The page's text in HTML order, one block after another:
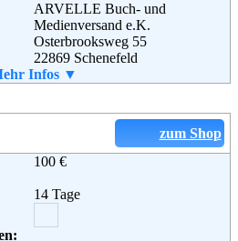
ARVELLE Buch- und
Medienversand e.K.
Osterbrooksweg 55
22869 Schenefeld
+49 (0)40 – 87 97 44 690
Infos ▼
zum Shop
100 €
14 Tage